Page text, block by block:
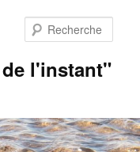
l'instant"